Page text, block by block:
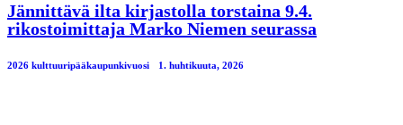
Jännittävä ilta kirjastolla torstaina 9.4.
rikostoimittaja Marko Niemen seurassa
2026 kulttuuripääkaupunkivuosi 1. huhtikuuta, 2026